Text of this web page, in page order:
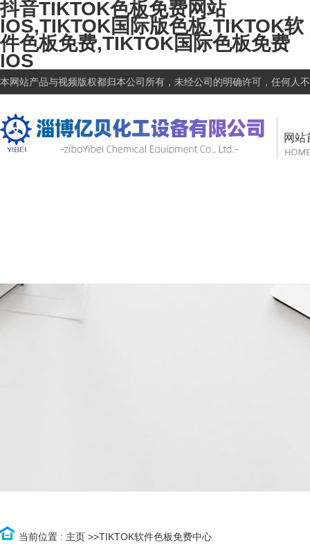
抖音TIKTOK色板免费网站
IOS,TIKTOK国际版色板,TIKTOK软
件色板免费,TIKTOK国际色板免费
IOS
本网站产品与视频版权都归本公司所有，未经公司的明确许可，任何人不
网站
当前位置 : 主页 >>TIKTOK软件色板免费中心